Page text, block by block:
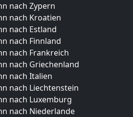
nach Zypern
nach Kroatien
nach Estland
nach Finnland
nach Frankreich
nach Griechenland
nach Italien
nach Liechtenstein
nach Luxemburg
nach Niederlande